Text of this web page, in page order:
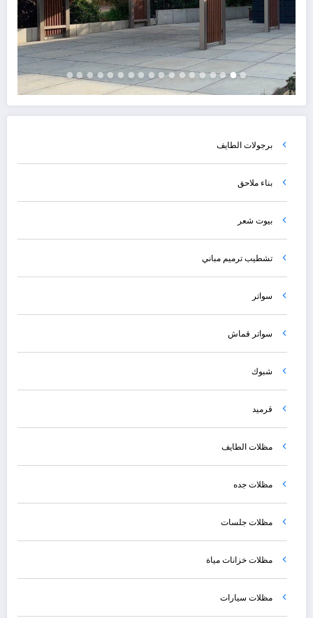
برجولات الطايف
بناء ملاحق
بيوت شعر
تشطيب ترميم مباني
سواتر
سواتر قماش
شبوك
قرميد
مظلات الطايف
مظلات جده
مظلات جلسات
مظلات خزانات مياة
مظلات سيارات